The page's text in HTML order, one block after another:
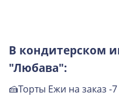
В кондитерском
"Любава":
🍰Торты Ежи на заказ -